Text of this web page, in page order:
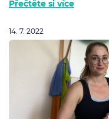
Přečtěte si více
14. 7. 2022